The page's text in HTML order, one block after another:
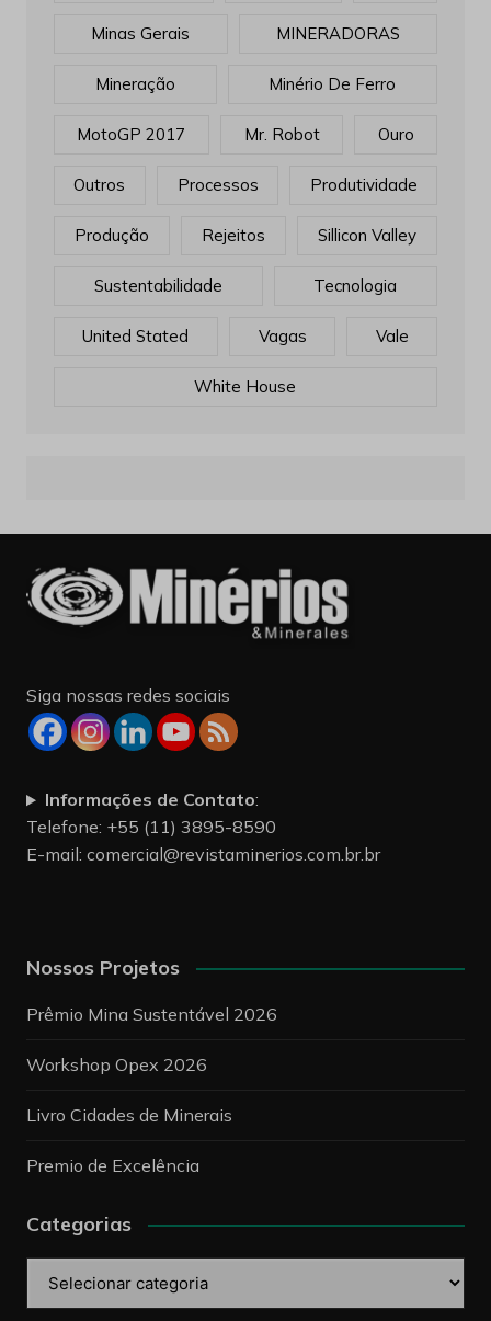
Minas Gerais MINERADORAS
Mineração Minério De Ferro
MotoGP 2017 Mr. Robot Ouro
Outros Processos Produtividade
Produção Rejeitos Sillicon Valley
Sustentabilidade Tecnologia
United Stated Vagas Vale
White House
Siga nossas redes sociais
Informações de Contato:
Telefone: +55 (11) 3895-8590
E-mail: comercial@revistaminerios.com.br.br
Nossos Projetos
Prêmio Mina Sustentável 2026
Workshop Opex 2026
Livro Cidades de Minerais
Premio de Excelência
Categorias